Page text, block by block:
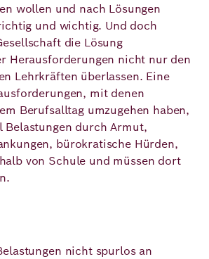
wollen und nach Lösungen
und wichtig. Und doch
die Lösung
Herausforderungen nicht nur den
Lehrkräften überlassen. Eine
mit denen
Berufsalltag umzugehen haben,
Belastungen durch Armut,
bürokratische Hürden,
von Schule und müssen dort
nicht spurlos an